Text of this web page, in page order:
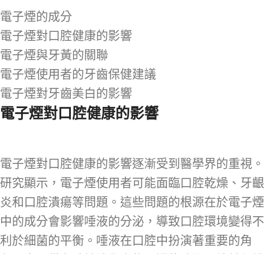
電子煙的成分
電子煙對口腔健康的影響
電子煙與牙黃的關聯
電子煙使用者的牙齒保健建議
電子煙對牙齒美白的影響
電子煙對口腔健康的影響
電子煙對口腔健康的影響逐漸受到醫學界的重視。
研究顯示，電子煙使用者可能面臨口腔乾燥、牙齦
炎和口腔潰瘍等問題。這些問題的根源在於電子煙
中的成分會影響唾液的分泌，導致口腔環境變得不
利於細菌的平衡。唾液在口腔中扮演著重要的角